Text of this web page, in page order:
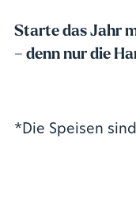
Starte das Jahr
– denn nur die
*Die Speisen